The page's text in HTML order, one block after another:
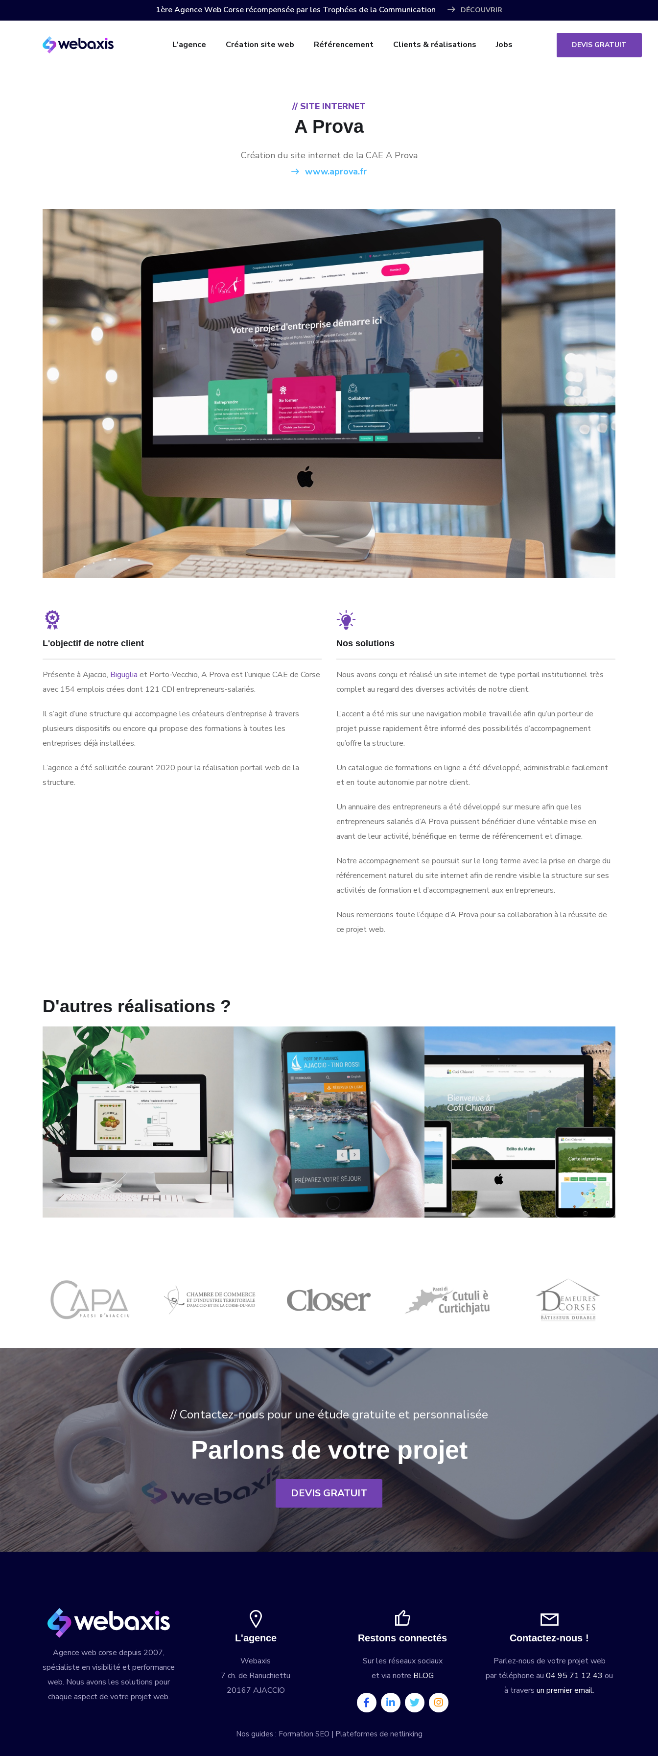
1ère Agence Web Corse récompensée par les Trophées de la Communication DÉCOUVRIR
L'agence Création site web Référencement Clients & réalisations Jobs DEVIS GRATUIT
// SITE INTERNET
A Prova
Création du site internet de la CAE A Prova
www.aprova.fr
L'objectif de notre client
Présente à Ajaccio, Biguglia et Porto-Vecchio, A Prova est l’unique CAE de Corse
avec 154 emplois crées dont 121 CDI entrepreneurs-salariés.
Il s’agit d’une structure qui accompagne les créateurs d’entreprise à travers
plusieurs dispositifs ou encore qui propose des formations à toutes les
entreprises déjà installées.
L’agence a été sollicitée courant 2020 pour la réalisation portail web de la
structure.
Nos solutions
Nous avons conçu et réalisé un site internet de type portail institutionnel très
complet au regard des diverses activités de notre client.
L’accent a été mis sur une navigation mobile travaillée afin qu’un porteur de
projet puisse rapidement être informé des possibilités d’accompagnement
qu’offre la structure.
Un catalogue de formations en ligne a été développé, administrable facilement
et en toute autonomie par notre client.
Un annuaire des entrepreneurs a été développé sur mesure afin que les
entrepreneurs salariés d’A Prova puissent bénéficier d’une véritable mise en
avant de leur activité, bénéfique en terme de référencement et d’image.
Notre accompagnement se poursuit sur le long terme avec la prise en charge du
référencement naturel du site internet afin de rendre visible la structure sur ses
activités de formation et d’accompagnement aux entrepreneurs.
Nous remercions toute l’équipe d’A Prova pour sa collaboration à la réussite de
ce projet web.
D'autres réalisations ?
Mill’affissi
E-COMMERCE
Port Tino Rossi – Ajaccio
SITE INTERNET
Commune de Coti-Chiavari
SITE INTERNET
// Contactez-nous pour une étude gratuite et personnalisée
Parlons de votre projet
DEVIS GRATUIT
Agence web corse depuis 2007,
spécialiste en visibilité et performance
web. Nous avons les solutions pour
chaque aspect de votre projet web.
L'agence
Webaxis
7 ch. de Ranuchiettu
20167 AJACCIO
Restons connectés
Sur les réseaux sociaux
et via notre BLOG
Contactez-nous !
Parlez-nous de votre projet web
par téléphone au 04 95 71 12 43 ou
à travers un premier email.
Nos guides : Formation SEO | Plateformes de netlinking